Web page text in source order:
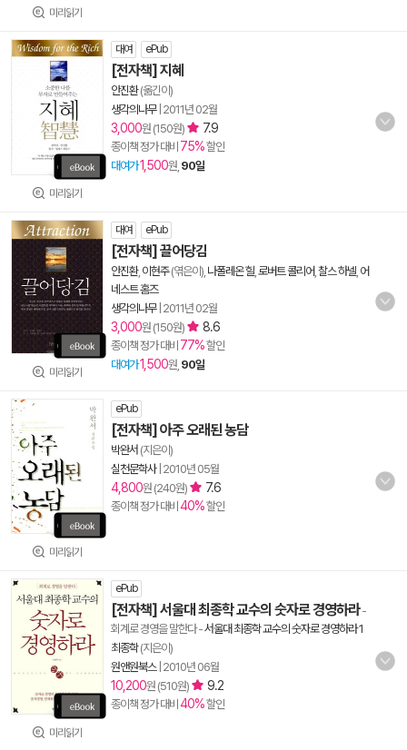
미리읽기
미리읽기
대여 ePub
[전자책] 지혜
안진환(옮긴이)
생각의나무| 2011년 02월
3,000원 (150원) 7.9
종이책 정가 대비 75%할인
대여가1,500원, 90일
미리읽기
대여 ePub
[전자책] 끌어당김
안진환, 이현주(엮은이), 나폴레온 힐 로버트 콜리어 찰스 하넬 어
네스트 홈즈
생각의나무| 2011년 02월
3,000원 (150원) 8.6
종이책 정가 대비 77%할인
대여가1,500원, 90일
미리읽기
ePub
[전자책] 아주 오래된 농담
박완서 (지은이)
실천문학사| 2010년 05월
4,800원 (240원) 7.6
종이책 정가 대비 40%할인
미리읽기
ePub
[전자책] 서울대 최종학 교수의 숫자로 경영하라-
회계로 경영을 말한다-서울대 최종학 교수의 숫자로 경영하라 1
최종학(지은이)
원앤원북스| 2010년 06월
10,200원 (510원) 9.2
종이책 정가 대비 40%할인